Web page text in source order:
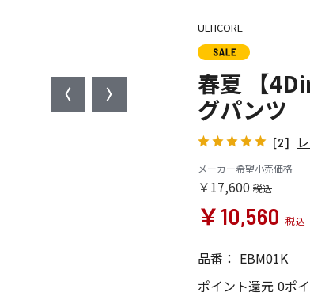
ULTICORE
春夏 【
グパンツ
[2]
メーカー希望小売価格
￥17,600
￥10,560
品番： EBM01K
ポイント還元 0ポ